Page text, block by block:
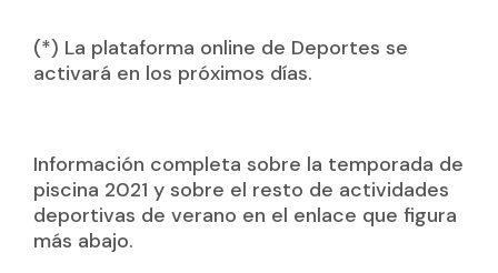
(*) La plataforma online de Deportes se
activará en los próximos días.
Información completa sobre la temporada de
piscina 2021 y sobre el resto de actividades
deportivas de verano en el enlace que figura
más abajo.